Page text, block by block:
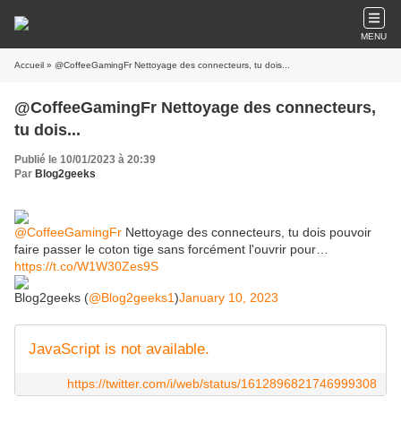
MENU
Accueil » @CoffeeGamingFr Nettoyage des connecteurs, tu dois...
@CoffeeGamingFr Nettoyage des connecteurs,
tu dois...
Publié le 10/01/2023 à 20:39
Par Blog2geeks
@CoffeeGamingFr Nettoyage des connecteurs, tu dois pouvoir
faire passer le coton tige sans forcément l'ouvrir pour…
https://t.co/W1W30Zes9S
Blog2geeks (@Blog2geeks1)January 10, 2023
JavaScript is not available.
https://twitter.com/i/web/status/1612896821746999308